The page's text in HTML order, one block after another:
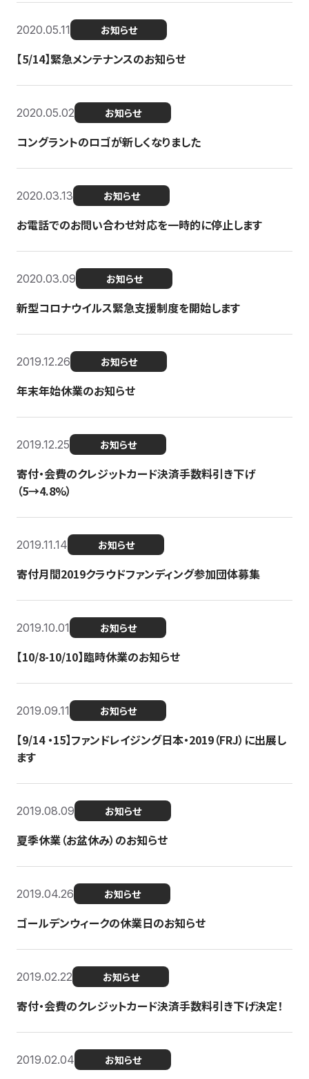
2020.05.11 お知らせ
【5/14】緊急メンテナンスのお知らせ
2020.05.02 お知らせ
コングラントのロゴが新しくなりました
2020.03.13 お知らせ
お電話でのお問い合わせ対応を一時的に停止します
2020.03.09 お知らせ
新型コロナウイルス緊急支援制度を開始します
2019.12.26 お知らせ
年末年始休業のお知らせ
2019.12.25 お知らせ
寄付・会費のクレジットカード決済手数料引き下げ
（5→4.8%）
2019.11.14 お知らせ
寄付月間2019クラウドファンディング参加団体募集
2019.10.01 お知らせ
【10/8-10/10】臨時休業のお知らせ
2019.09.11 お知らせ
【9/14 ・15】ファンドレイジング日本・2019（FRJ）に出展し
ます
2019.08.09 お知らせ
夏季休業（お盆休み）のお知らせ
2019.04.26 お知らせ
ゴールデンウィークの休業日のお知らせ
2019.02.22 お知らせ
寄付・会費のクレジットカード決済手数料引き下げ決定！
2019.02.04 お知らせ